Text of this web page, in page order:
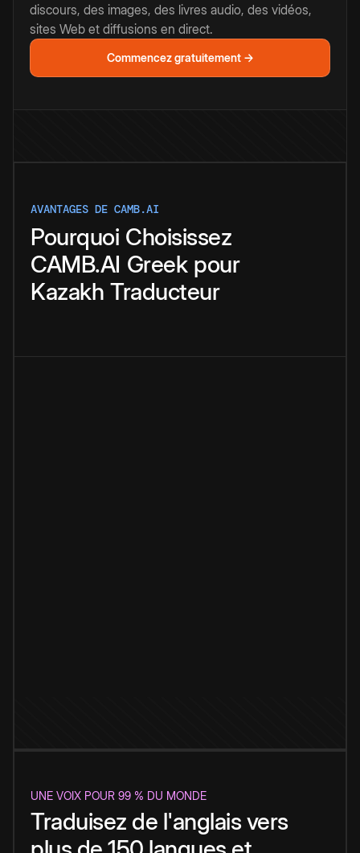
discours, des images, des livres audio, des vidéos,
sites Web et diffusions en direct.
Commencez gratuitement →
AVANTAGES DE CAMB.AI
Pourquoi Choisissez
CAMB.AI Greek pour
Kazakh Traducteur
UNE VOIX POUR 99 % DU MONDE
Traduisez de l'anglais vers